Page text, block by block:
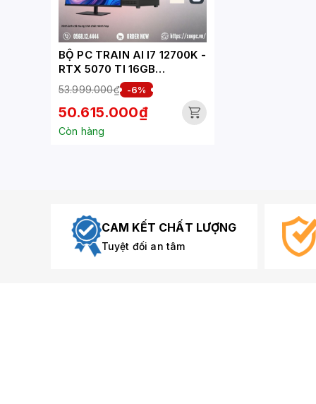
BỘ PC TRAIN AI I7 12700K -
RTX 5070 TI 16GB
(XUEPC067-TA)
53.999.000₫ -6%
50.615.000₫
Còn hàng
CAM KẾT CHẤT LƯỢNG
Tuyệt đối an tâm